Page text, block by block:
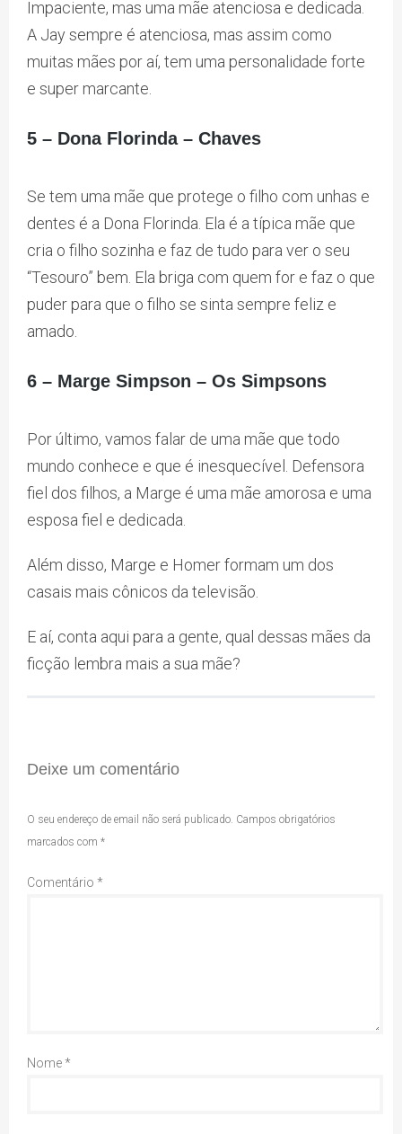
Impaciente, mas uma mãe atenciosa e dedicada.
A Jay sempre é atenciosa, mas assim como
muitas mães por aí, tem uma personalidade forte
e super marcante.
5 – Dona Florinda – Chaves
Se tem uma mãe que protege o filho com unhas e
dentes é a Dona Florinda. Ela é a típica mãe que
cria o filho sozinha e faz de tudo para ver o seu
“Tesouro” bem. Ela briga com quem for e faz o que
puder para que o filho se sinta sempre feliz e
amado.
6 – Marge Simpson – Os Simpsons
Por último, vamos falar de uma mãe que todo
mundo conhece e que é inesquecível. Defensora
fiel dos filhos, a Marge é uma mãe amorosa e uma
esposa fiel e dedicada.
Além disso, Marge e Homer formam um dos
casais mais cônicos da televisão.
E aí, conta aqui para a gente, qual dessas mães da
ficção lembra mais a sua mãe?
Deixe um comentário
O seu endereço de email não será publicado. Campos obrigatórios
marcados com *
Comentário *
Nome*